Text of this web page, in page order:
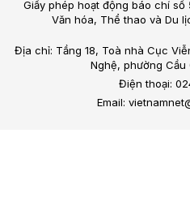
Giấy phép hoạt động báo chí số
Văn hóa, Thể thao và Du
Địa chỉ: Tầng 18, Toà nhà Cục
Nghệ, phường Cầu
Điện thoại:
Email: